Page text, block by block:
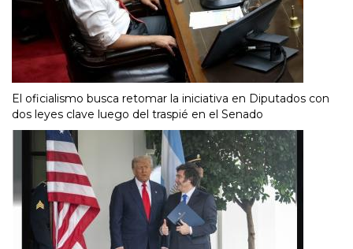
El oficialismo busca retomar la iniciativa en Diputados con
dos leyes clave luego del traspié en el Senado